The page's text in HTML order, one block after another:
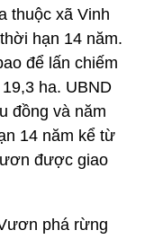
thuộc xã Vinh
hạn 14 năm.
để lấn chiếm
ha. UBND
đồng và năm
14 năm kể từ
được giao
phá rừng